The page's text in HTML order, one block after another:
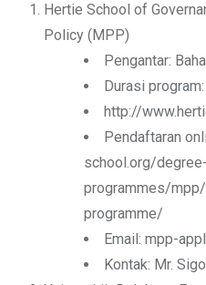
Hertie School of
Policy (MPP)
Pengantar:
Durasi
http://
Pendaftaran
school.org/degree-
programmes/
programme/
Email: mpp-
Kontak: Mr.